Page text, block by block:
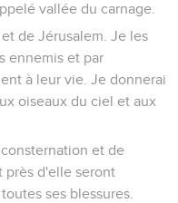
vallée du carnage.
de Jérusalem. Je les
ennemis et par
à leur vie. Je donnerai
oiseaux du ciel et aux
et de
près d'elle seront
ses blessures.